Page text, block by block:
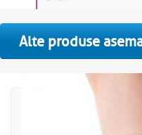
Alte produse